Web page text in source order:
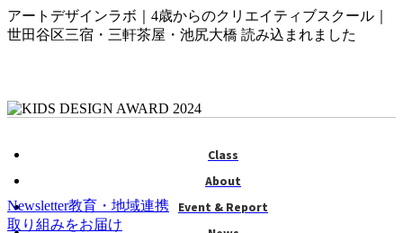
アートデザインラボ｜4歳からのクリエイティブスクール｜
世田谷区三宿・三軒茶屋・池尻大橋 読み込まれました
Class
About
Event & Report
Newsletter教育・地域連携
取り組みをお届け